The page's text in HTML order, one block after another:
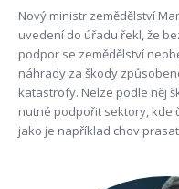
Nový ministr zemědělství
uvedení do úřadu řekl, že
podpor se zemědělství
náhrady za škody
katastrofy. Nelze podle něj
nutné podpořit sektory, kde
jako je například chov